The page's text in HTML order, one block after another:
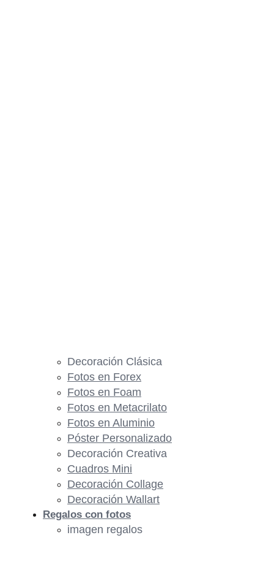
Decoración Clásica
Fotos en Forex
Fotos en Foam
Fotos en Metacrilato
Fotos en Aluminio
Póster Personalizado
Decoración Creativa
Cuadros Mini
Decoración Collage
Decoración Wallart
Regalos con fotos
imagen regalos